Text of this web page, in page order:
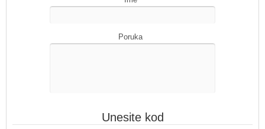
Poruka
Unesite kod